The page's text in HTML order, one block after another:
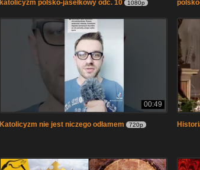
katolicyzm polsko-jasełkowy odc. 10
1080p
00:49
Katolicyzm nie jest niczego odłamem 720p